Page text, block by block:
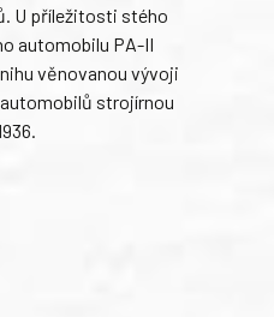
U příležitosti stého
automobilu PA-II
věnovanou vývoji
strojírnou